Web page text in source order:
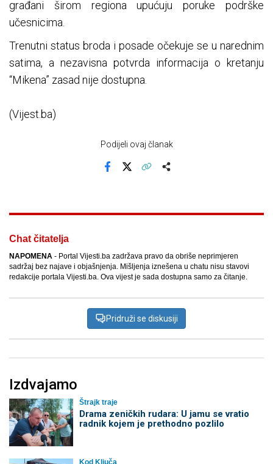
građani širom regiona upućuju poruke podrške
učesnicima.
Trenutni status broda i posade očekuje se u narednim
satima, a nezavisna potvrda informacija o kretanju
“Mikena” zasad nije dostupna.
(Vijest.ba)
Podijeli ovaj članak
Chat čitatelja
NAPOMENA - Portal Vijesti.ba zadržava pravo da obriše neprimjeren
sadržaj bez najave i objašnjenja. Mišljenja iznešena u chatu nisu stavovi
redakcije portala Vijesti.ba. Ova vijest je sada dostupna samo za čitanje.
Pridruži se diskusiji
Izdvajamo
Štrajk traje
Drama zeničkih rudara: U jamu se vratio
radnik kojem je prethodno pozlilo
Kod Ključa